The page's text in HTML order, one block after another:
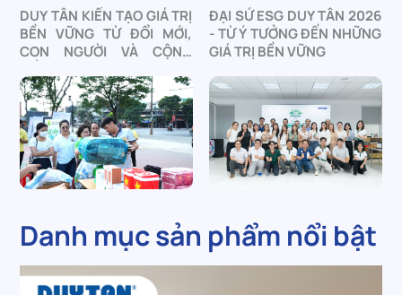
DUY TÂN KIẾN TẠO GIÁ TRỊ
BỀN VỮNG TỪ ĐỔI MỚI,
CON NGƯỜI VÀ CỘNG
ĐẠI SỨ ESG DUY TÂN 2026
- TỪ Ý TƯỞNG ĐẾN NHỮNG
GIÁ TRỊ BỀN VỮNG
Danh mục sản phẩm nổi bật